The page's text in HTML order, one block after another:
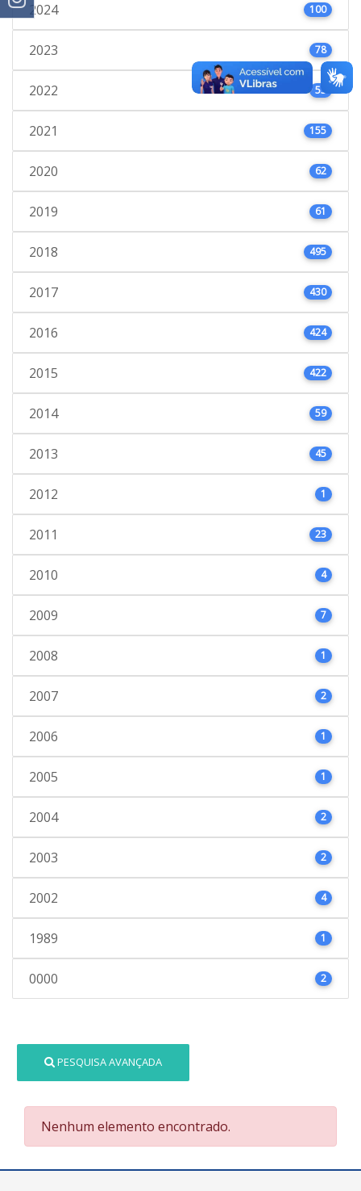
2024 100
2023 78
2022 53
2021 155
2020 62
2019 61
2018 495
2017 430
2016 424
2015 422
2014 59
2013 45
2012 1
2011 23
2010 4
2009 7
2008 1
2007 2
2006 1
2005 1
2004 2
2003 2
2002 4
1989 1
0000 2
PESQUISA AVANÇADA
Nenhum elemento encontrado.